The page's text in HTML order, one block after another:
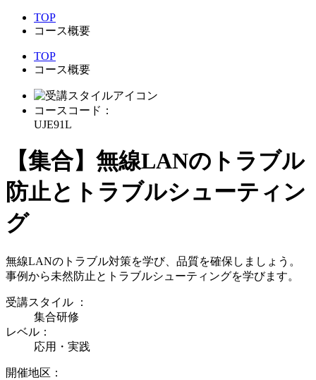
TOP
コース概要
TOP
コース概要
コースコード：
UJE91L
【集合】無線LANのトラブル
防止とトラブルシューティン
グ
無線LANのトラブル対策を学び、品質を確保しましょう。
事例から未然防止とトラブルシューティングを学びます。
受講スタイル ：
集合研修
レベル：
応用・実践
開催地区：